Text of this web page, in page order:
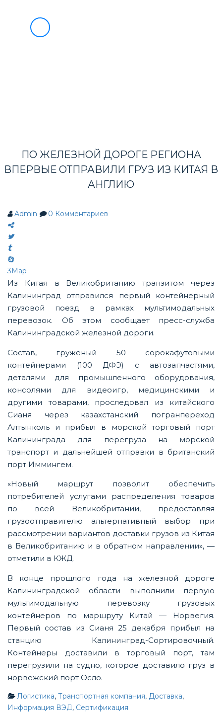
ПО ЖЕЛЕЗНОЙ ДОРОГЕ РЕГИОНА
ВПЕРВЫЕ ОТПРАВИЛИ ГРУЗ ИЗ КИТАЯ В
АНГЛИЮ
Admin 0 Комментариев
3Мар
Из Китая в Великобританию транзитом через
Калининград отправился первый контейнерный
грузовой поезд в рамках мультимодальных
перевозок. Об этом сообщает пресс-служба
Калининградской железной дороги.
Состав, груженый 50 сорокафутовыми
контейнерами (100 ДФЭ) с автозапчастями,
деталями для промышленного оборудования,
консолями для видеоигр, медицинскими и
другими товарами, проследовал из китайского
Сианя через казахстанский погранпереход
Алтынколь и прибыл в морской торговый порт
Калининграда для перегруза на морской
транспорт и дальнейшей отправки в британский
порт Иммингем.
«Новый маршрут позволит обеспечить
потребителей услугами распределения товаров
по всей Великобритании, предоставляя
грузоотправителю альтернативный выбор при
рассмотрении вариантов доставки грузов из Китая
в Великобританию и в обратном направлении», —
отметили в КЖД.
В конце прошлого года на железной дороге
Калининградской области выполнили первую
мультимодальную перевозку грузовых
контейнеров по маршруту Китай — Норвегия.
Первый состав из Сианя 25 декабря прибыл на
станцию Калининград-Сортировочный.
Контейнеры доставили в торговый порт, там
перегрузили на судно, которое доставило груз в
норвежский порт Осло.
Логистика, Транспортная компания, Доставка,
Информация ВЭД, Сертификация